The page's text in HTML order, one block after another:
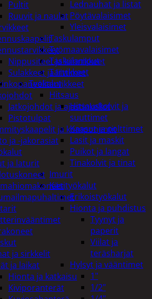
Lednauhat ja listat
Pöytävalaisimet
Yleisvalaisimet
Taskulamput
Työmaavalaisimet
Taskulamput
Tarvikkeet
Työkalut
Hitsaus
Hitsauskolvit ja
suuttimet
Kaasut ja polttimet
Lasit ja maskit
Puikot ja langat
Tinakolvit ja tinat
Imurit
Käsityökalut
Erikoistyökalut
Hionta ja puhdistus
Tyynyt ja
paperit
Viilat ja
teräsharjat
Hylsyt ja vääntimet
1"
1/2"
Pultit
Ruuvit ja naulat
Nippusiteet ja kiinnikkeet
Sulakkeet ja liittimet
Jatkojohdot ja ajastinkellot
Pistotulpat
ja komponentit
ja -jakorasiat
ja laturit
ja sirkkelit
ja laikat
Hionta ja katkaisu
Kiviporanterät